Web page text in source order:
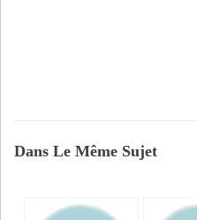
Dans Le Même Sujet